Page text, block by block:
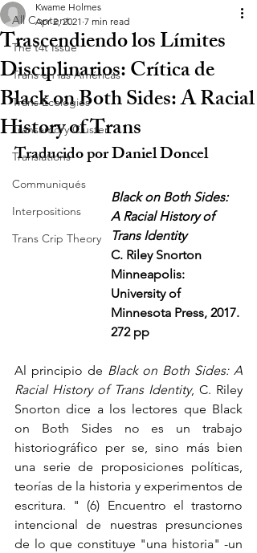
All Content
The t4t Issue
Trans en las Américas
Trans Ecologies
Transamory Cluster
Translations
Communiqués
Interpositions
Trans Crip Theory
Trascendiendo los Límites
Disciplinarios: Crítica de
Black on Both Sides: A Racial
History of Trans
Kwame Holmes
Apr 2, 2021 7 min read
Traducido por Daniel Doncel
Black on Both Sides:
A Racial History of
Trans Identity
C. Riley Snorton
Minneapolis:
University of
Minnesota Press, 2017.
272 pp
Al principio de Black on Both Sides: A
Racial History of Trans Identity, C. Riley
Snorton dice a los lectores que Black
on Both Sides no es un trabajo
historiográfico per se, sino más bien
una serie de proposiciones políticas,
teorías de la historia y experimentos de
escritura. " (6) Encuentro el trastorno
intencional de nuestras presunciones
de lo que constituye "una historia" -un